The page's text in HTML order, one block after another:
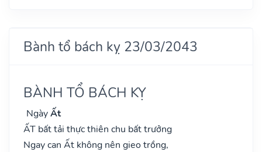
Bành tổ bách kỵ 23/03/2043
BÀNH TỔ BÁCH KỴ
NgàyẤt
ẤT bất tải thực thiên chu bất trưởng
Ngay can Ất không nên gieo trồng,